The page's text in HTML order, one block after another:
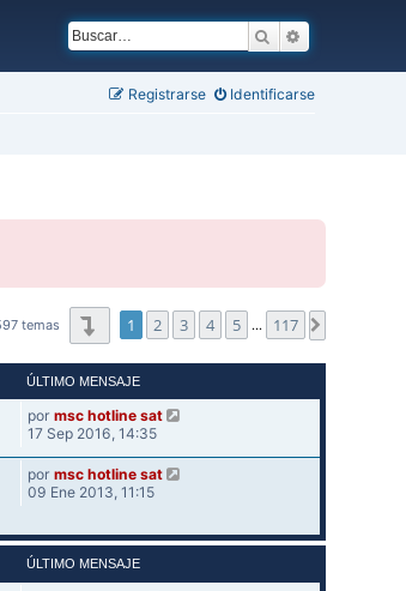
Buscar
Identificarse
Registrarse
temas Página1 de 117
1 2 3 4 5 … 117
ÚLTIMO MENSAJE
por msc hotline sat
17 Sep 2016, 14:35
por msc hotline sat
09 Ene 2013, 11:15
ÚLTIMO MENSAJE